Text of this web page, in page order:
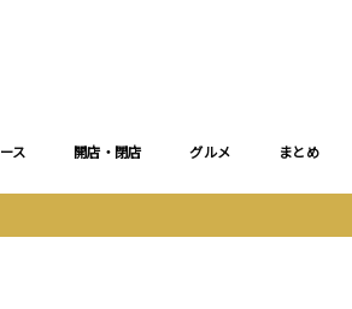
ス 開店・閉店 グルメ まとめ